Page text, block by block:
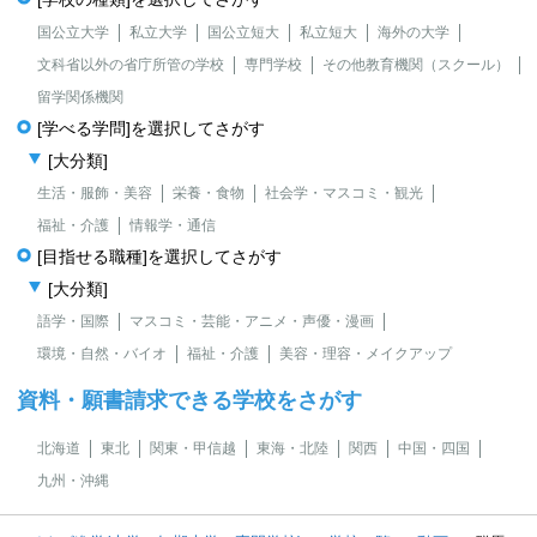
国公立大学 私立大学 国公立短大 私立短大
海外の大学
文科省以外の省庁所管の学校
専門学校
その他教育機関（スクール）
留学関係機関
[学べる学問]を選択してさがす
[大分類]
生活・服飾・美容 栄養・食物
社会学・マスコミ・観光
福祉・介護
情報学・通信
[目指せる職種]を選択してさがす
[大分類]
語学・国際
マスコミ・芸能・アニメ・声優・漫画
環境・自然・バイオ
福祉・介護 美容・理容・メイクアップ
資料・願書請求できる学校をさがす
北海道 東北 関東・甲信越 東海・北陸 関西
中国・四国
九州・沖縄